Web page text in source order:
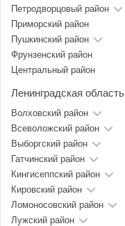
Петродворцовый район
Приморский район
Пушкинский район
Фрунзенский район
Центральный район
Ленинградская область
Волховский район
Всеволожский район
Выборгский район
Гатчинский район
Кингисеппский район
Кировский район
Ломоносовский район
Лужский район